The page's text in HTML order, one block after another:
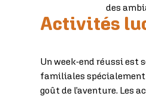
des
Activités
Un week-end réussi est
familiales spécialement
goût de l’aventure. Les